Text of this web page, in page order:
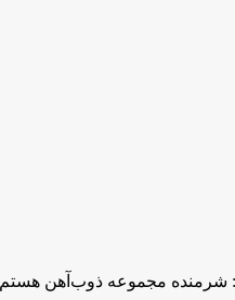
شرمنده مجموعه ذوب‌آهن هستم